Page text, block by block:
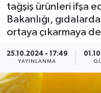
tağşiş ürünleri ifşa
Bakanlığı,
ortaya çıkarmaya
25.10.2024 - 17:49
YAYINLANMA
Eğitim
Kültür Sanat
Spor
Tüm Manşetler
Son Dakika
Haber Arşivi